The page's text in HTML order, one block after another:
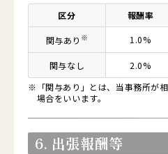
区分 報酬率
関与あり ※ 1.0%
関与なし
2.0%
※ 「関与あり」とは、当事務所が
場合をいいます。
6. 出張報酬等